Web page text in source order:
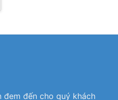
đem đến cho quý khách